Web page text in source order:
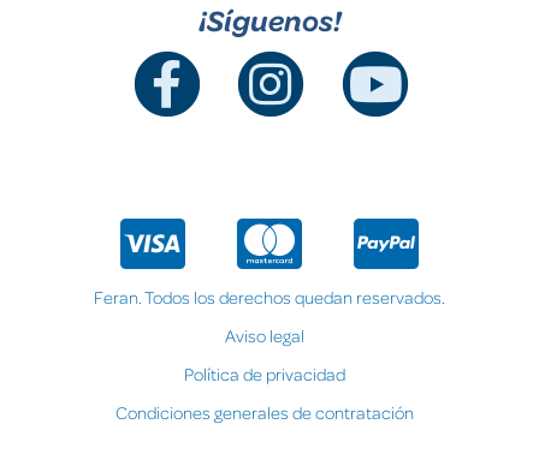
¡Síguenos!
Feran. Todos los derechos quedan reservados.
Aviso legal
Política de privacidad
Condiciones generales de contratación